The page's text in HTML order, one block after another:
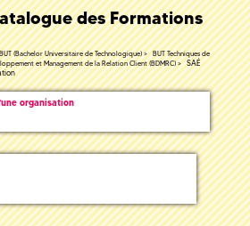
des Formations
BUT (Bachelor Universitaire de Technologique)
BUT Techniques de
et Management de la Relation Client (BDMRC)
SAÉ
organisation